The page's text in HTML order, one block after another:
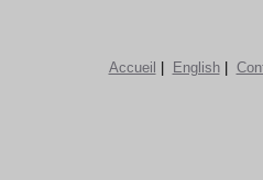
Accueil English|